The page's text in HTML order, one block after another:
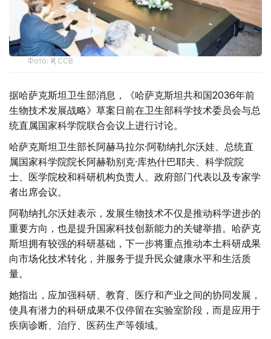
Фото: ҚР ССВ
据哈萨克斯坦卫生部消息，《哈萨克斯坦共和国2036年前
生物技术发展战略》草案日前在卫生部科学技术委员会与总
统直属国家科学院联合会议上进行讨论。
哈萨克斯坦卫生部长阿赫马拉尔·阿勒纳扎尔沃娃、总统直
属国家科学院院长阿赫勒别克·库热什巴耶夫、科学院院
士、医学院校和科研机构负责人、政府部门代表以及专家学
者出席会议。
阿勒纳扎尔沃娃表示，发展生物技术不仅是推动科学进步的
重要方向，也是提升国家科技创新能力的关键举措。哈萨克
斯坦拥有较强的科研基础，下一步将重点推动本土科研成果
向市场化技术转化，并服务于提升民众健康水平和生活质
量。
她指出，应加强科研、教育、医疗和产业之间的协同发展，
使具有潜力的科研成果不仅停留在实验室阶段，而是应用于
疾病诊断、治疗、医药生产等领域。